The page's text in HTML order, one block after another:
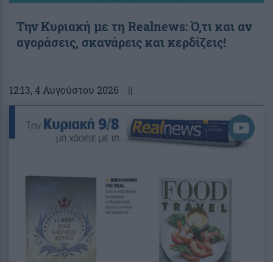
Την Κυριακή με τη Realnews: Ό,τι και αν
αγοράσεις, σκανάρεις και κερδίζεις!
12:13, 4 Αυγούστου 2026 ||